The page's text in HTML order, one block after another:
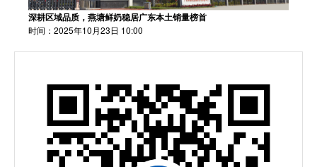
深耕区域品质，燕塘鲜奶稳居广东本土销量榜首
时间：2025年10月23日 10:00